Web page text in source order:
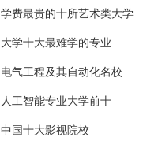
学费最贵的十所艺术类大学
大学十大最难学的专业
电气工程及其自动化名校
人工智能专业大学前十
中国十大影视院校